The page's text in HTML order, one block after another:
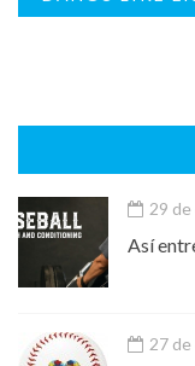
29
Así
27